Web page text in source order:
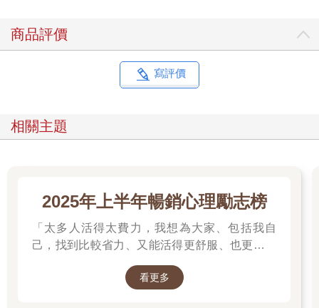
路途上經歷一場突如其來的暴雨？又或者，正在整趟旅行中給予
最大衝擊的痲瘋病院裡，進行著醫學系學生行醫治病的本分。或
夢想富含渴望；甚至，對未曾親身經歷的世界充滿好奇、探索與
欲望。而夢想的豐滿與現實的骨感，總在此消彼長、不斷撕扯中
當日後切‧格瓦拉完成革命理想，再度投身於那場令他喪命的玻利
究柢的質疑；一種外在世界與內心世界首次最為純粹的交織、建
構，再經歷一連串崩塌的過程。最終，遺留下幾道深深沉澱的疤
痕以後，真正由男孩成為男人的蛻變痕跡。
來。幾秒間的光盲幻逝，我再度掀翻書本首章泛黃的紙頁。一段
樸實無華，卻也深刻動人的文字敘述，映入眼底：「這不是一個
商品評價
寫評價
相關主題
2025年上半年暢銷心理勵志榜
「太多人活得太費力，我想為大家、包括我自
己，找到比較省力、又能活得更舒服、也更滿足
2025網友們心靈療癒都在看這些↓↓↓↓
看更多